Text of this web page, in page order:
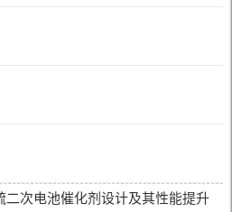
二次电池催化剂设计及其性能提升